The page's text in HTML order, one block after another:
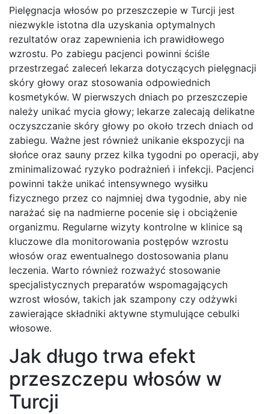
Pielęgnacja włosów po przeszczepie w Turcji jest
niezwykle istotna dla uzyskania optymalnych
rezultatów oraz zapewnienia ich prawidłowego
wzrostu. Po zabiegu pacjenci powinni ściśle
przestrzegać zaleceń lekarza dotyczących pielęgnacji
skóry głowy oraz stosowania odpowiednich
kosmetyków. W pierwszych dniach po przeszczepie
należy unikać mycia głowy; lekarze zalecają delikatne
oczyszczanie skóry głowy po około trzech dniach od
zabiegu. Ważne jest również unikanie ekspozycji na
słońce oraz sauny przez kilka tygodni po operacji, aby
zminimalizować ryzyko podrażnień i infekcji. Pacjenci
powinni także unikać intensywnego wysiłku
fizycznego przez co najmniej dwa tygodnie, aby nie
narażać się na nadmierne pocenie się i obciążenie
organizmu. Regularne wizyty kontrolne w klinice są
kluczowe dla monitorowania postępów wzrostu
włosów oraz ewentualnego dostosowania planu
leczenia. Warto również rozważyć stosowanie
specjalistycznych preparatów wspomagających
wzrost włosów, takich jak szampony czy odżywki
zawierające składniki aktywne stymulujące cebulki
włosowe.
Jak długo trwa efekt
przeszczepu włosów w
Turcji